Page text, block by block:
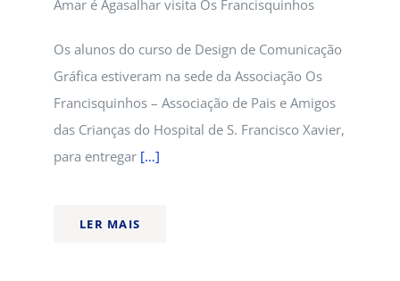
Amar é Agasalhar visita Os Francisquinhos
Os alunos do curso de Design de Comunicação
Gráfica estiveram na sede da Associação Os
Francisquinhos – Associação de Pais e Amigos
das Crianças do Hospital de S. Francisco Xavier,
para entregar[…]
LER MAIS